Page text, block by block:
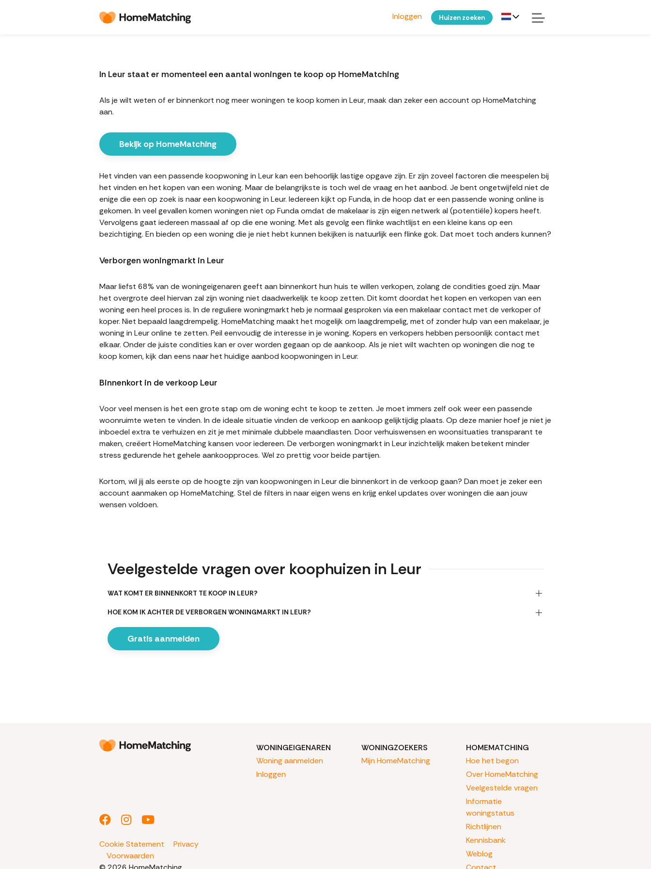
Inloggen Huizen zoeken
In Leur staat er momenteel een aantal woningen te koop op HomeMatching
Als je wilt weten of er binnenkort nog meer woningen te koop komen in Leur, maak dan zeker een account op HomeMatching
aan.
Bekijk op HomeMatching
Het vinden van een passende koopwoning in Leur kan een behoorlijk lastige opgave zijn. Er zijn zoveel factoren die meespelen bij
het vinden en het kopen van een woning. Maar de belangrijkste is toch wel de vraag en het aanbod. Je bent ongetwijfeld niet de
enige die een op zoek is naar een koopwoning in Leur. Iedereen kijkt op Funda, in de hoop dat er een passende woning online is
gekomen. In veel gevallen komen woningen niet op Funda omdat de makelaar is zijn eigen netwerk al (potentiële) kopers heeft.
Vervolgens gaat iedereen massaal af op die ene woning. Met als gevolg een flinke wachtlijst en een kleine kans op een
bezichtiging. En bieden op een woning die je niet hebt kunnen bekijken is natuurlijk een flinke gok. Dat moet toch anders kunnen?
Verborgen woningmarkt in Leur
Maar liefst 68% van de woningeigenaren geeft aan binnenkort hun huis te willen verkopen, zolang de condities goed zijn. Maar
het overgrote deel hiervan zal zijn woning niet daadwerkelijk te koop zetten. Dit komt doordat het kopen en verkopen van een
woning een heel proces is. In de reguliere woningmarkt heb je normaal gesproken via een makelaar contact met de verkoper of
koper. Niet bepaald laagdrempelig. HomeMatching maakt het mogelijk om laagdrempelig, met of zonder hulp van een makelaar, je
woning in Leur online te zetten. Peil eenvoudig de interesse in je woning. Kopers en verkopers hebben persoonlijk contact met
elkaar. Onder de juiste condities kan er over worden gegaan op de aankoop. Als je niet wilt wachten op woningen die nog te
koop komen, kijk dan eens naar het huidige aanbod koopwoningen in Leur.
Binnenkort in de verkoop Leur
Voor veel mensen is het een grote stap om de woning echt te koop te zetten. Je moet immers zelf ook weer een passende
woonruimte weten te vinden. In de ideale situatie vinden de verkoop en aankoop gelijktijdig plaats. Op deze manier hoef je niet je
inboedel extra te verhuizen en zit je met minimale dubbele maandlasten. Door verhuiswensen en woonsituaties transparant te
maken, creëert HomeMatching kansen voor iedereen. De verborgen woningmarkt in Leur inzichtelijk maken betekent minder
stress gedurende het gehele aankoopproces. Wel zo prettig voor beide partijen.
Kortom, wil jij als eerste op de hoogte zijn van koopwoningen in Leur die binnenkort in de verkoop gaan? Dan moet je zeker een
account aanmaken op HomeMatching. Stel de filters in naar eigen wens en krijg enkel updates over woningen die aan jouw
wensen voldoen.
Veelgestelde vragen over koophuizen in Leur
WAT KOMT ER BINNENKORT TE KOOP IN LEUR?
HOE KOM IK ACHTER DE VERBORGEN WONINGMARKT IN LEUR?
Gratis aanmelden
Cookie Statement
Privacy
Voorwaarden
WONINGEIGENAREN
Woning aanmelden
Inloggen
WONINGZOEKERS
Mijn HomeMatching
HOMEMATCHING
Hoe het begon
Over HomeMatching
Veelgestelde vragen
Informatie
woningstatus
Richtlijnen
Kennisbank
Weblog